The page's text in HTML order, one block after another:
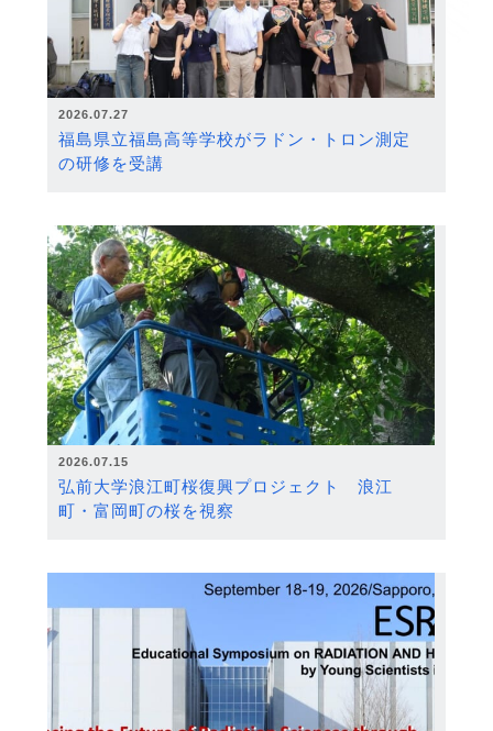
2026.07.27
福島県立福島高等学校がラドン・トロン測定
の研修を受講
2026.07.15
弘前大学浪江町桜復興プロジェクト 浪江
町・富岡町の桜を視察